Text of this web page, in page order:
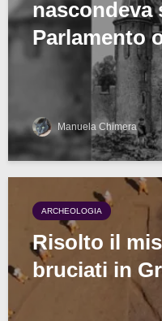
nascondeva
Parlamento
Manuela Chimera
ARCHEOLOGIA
Risolto il
bruciati in